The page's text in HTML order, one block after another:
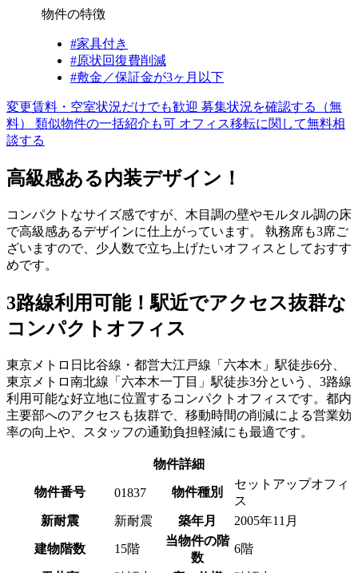
物件の特徴
#家具付き
#原状回復費削減
#敷金／保証金が3ヶ月以下
変更賃料・空室状況だけでも歓迎 募集状況を確認する（無
料）
類似物件の一括紹介も可 オフィス移転に関して無料相
談する
高級感ある内装デザイン！
コンパクトなサイズ感ですが、木目調の壁やモルタル調の床
で高級感あるデザインに仕上がっています。 執務席も3席ご
ざいますので、少人数で立ち上げたいオフィスとしておすす
めです。
3路線利用可能！駅近でアクセス抜群な
コンパクトオフィス
東京メトロ日比谷線・都営大江戸線「六本木」駅徒歩6分、
東京メトロ南北線「六本木一丁目」駅徒歩3分という、3路線
利用可能な好立地に位置するコンパクトオフィスです。都内
主要部へのアクセスも抜群で、移動時間の削減による営業効
率の向上や、スタッフの通勤負担軽減にも最適です。
物件詳細
物件番号 01837 物件種別
セットアップオフィ
ス
新耐震
新耐震 築年月 2005年11月
建物階数 15階
当物件の階
数
6階